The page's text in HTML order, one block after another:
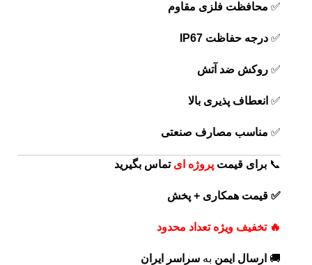
✅ محافظت فلزی مقاوم
✅ درجه حفاظت IP67
✅ روکش ضد آتش
✅ انعطاف پذیری بالا
✅ مناسب مصارف صنعتی
📞 برای قیمت پروژه ای تماس بگیرید
✅ قیمت همکاری + پخش
🔥 تخفیف ویژه تعداد محدود
🚚 ارسال ایمن به سراسر ایران